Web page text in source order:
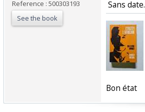
Reference : 500303193
See the book
‎ Sans date.‎
‎Bon état‎